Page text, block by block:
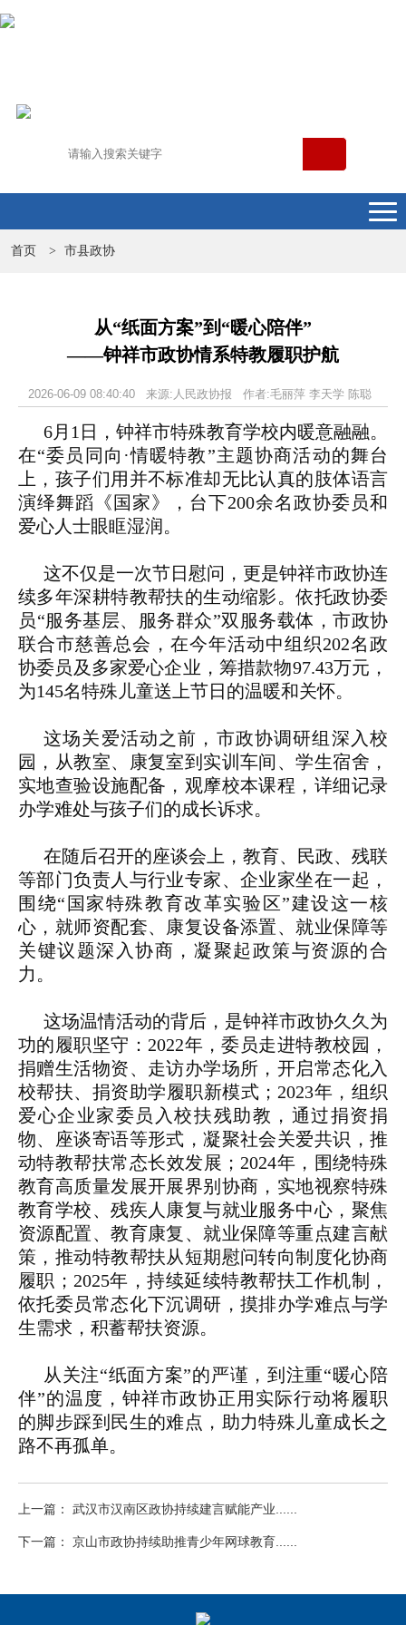
首页 > 市县政协
从“纸面方案”到“暖心陪伴”
——钟祥市政协情系特教履职护航
2026-06-09 08:40:40 来源:人民政协报 作者:毛丽萍 李天学 陈聪
6月1日，钟祥市特殊教育学校内暖意融融。
在“委员同向·情暖特教”主题协商活动的舞台
上，孩子们用并不标准却无比认真的肢体语言
演绎舞蹈《国家》，台下200余名政协委员和
爱心人士眼眶湿润。
这不仅是一次节日慰问，更是钟祥市政协连
续多年深耕特教帮扶的生动缩影。依托政协委
员“服务基层、服务群众”双服务载体，市政协
联合市慈善总会，在今年活动中组织202名政
协委员及多家爱心企业，筹措款物97.43万元，
为145名特殊儿童送上节日的温暖和关怀。
这场关爱活动之前，市政协调研组深入校
园，从教室、康复室到实训车间、学生宿舍，
实地查验设施配备，观摩校本课程，详细记录
办学难处与孩子们的成长诉求。
在随后召开的座谈会上，教育、民政、残联
等部门负责人与行业专家、企业家坐在一起，
围绕“国家特殊教育改革实验区”建设这一核
心，就师资配套、康复设备添置、就业保障等
关键议题深入协商，凝聚起政策与资源的合
力。
这场温情活动的背后，是钟祥市政协久久为
功的履职坚守：2022年，委员走进特教校园，
捐赠生活物资、走访办学场所，开启常态化入
校帮扶、捐资助学履职新模式；2023年，组织
爱心企业家委员入校扶残助教，通过捐资捐
物、座谈寄语等形式，凝聚社会关爱共识，推
动特教帮扶常态长效发展；2024年，围绕特殊
教育高质量发展开展界别协商，实地视察特殊
教育学校、残疾人康复与就业服务中心，聚焦
资源配置、教育康复、就业保障等重点建言献
策，推动特教帮扶从短期慰问转向制度化协商
履职；2025年，持续延续特教帮扶工作机制，
依托委员常态化下沉调研，摸排办学难点与学
生需求，积蓄帮扶资源。
从关注“纸面方案”的严谨，到注重“暖心陪
伴”的温度，钟祥市政协正用实际行动将履职
的脚步踩到民生的难点，助力特殊儿童成长之
路不再孤单。
上一篇： 武汉市汉南区政协持续建言赋能产业......
下一篇： 京山市政协持续助推青少年网球教育......